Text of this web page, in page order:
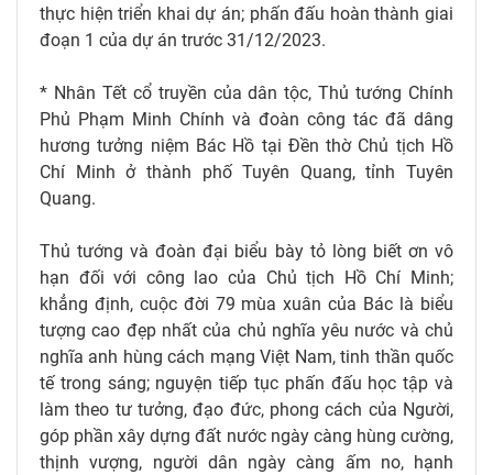
thực hiện triển khai dự án; phấn đấu hoàn thành giai
đoạn 1 của dự án trước 31/12/2023.
* Nhân Tết cổ truyền của dân tộc, Thủ tướng Chính
Phủ Phạm Minh Chính và đoàn công tác đã dâng
hương tưởng niệm Bác Hồ tại Đền thờ Chủ tịch Hồ
Chí Minh ở thành phố Tuyên Quang, tỉnh Tuyên
Quang.
Thủ tướng và đoàn đại biểu bày tỏ lòng biết ơn vô
hạn đối với công lao của Chủ tịch Hồ Chí Minh;
khẳng định, cuộc đời 79 mùa xuân của Bác là biểu
tượng cao đẹp nhất của chủ nghĩa yêu nước và chủ
nghĩa anh hùng cách mạng Việt Nam, tinh thần quốc
tế trong sáng; nguyện tiếp tục phấn đấu học tập và
làm theo tư tưởng, đạo đức, phong cách của Người,
góp phần xây dựng đất nước ngày càng hùng cường,
thịnh vượng, người dân ngày càng ấm no, hạnh